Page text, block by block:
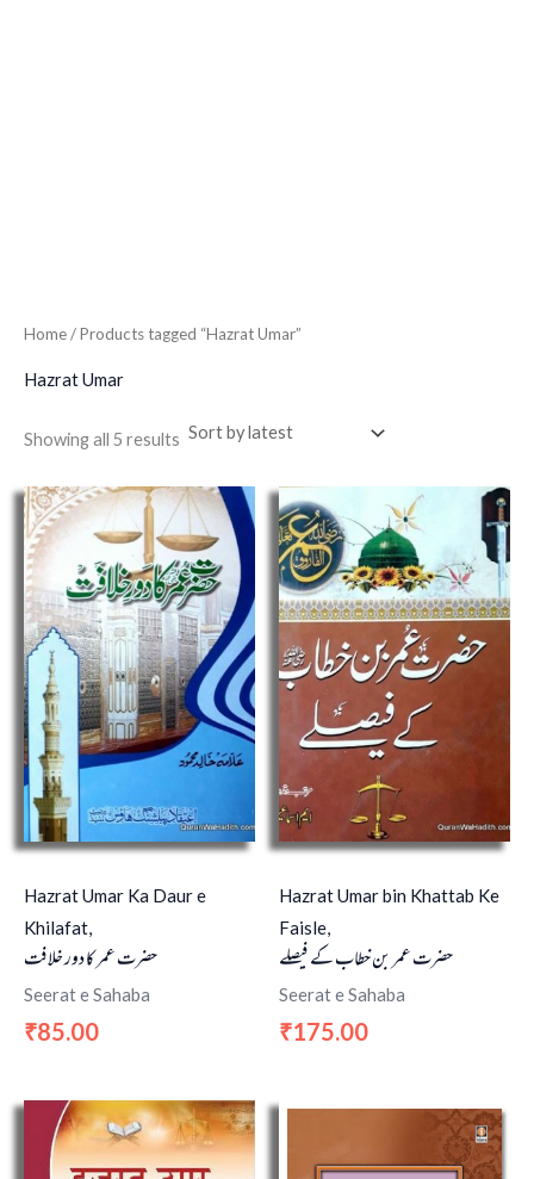
Home/ Products tagged “Hazrat Umar”
Hazrat Umar
Showing all 5 results
Hazrat Umar Ka Daur e
Khilafat,
حضرت عمر کا دور خلافت
Seerat e Sahaba
₹85.00
Hazrat Umar bin Khattab Ke
Faisle,
حضرت عمر بن خطاب کے فیصلے
Seerat e Sahaba
₹175.00